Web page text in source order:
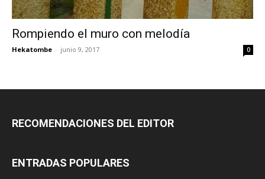
Rompiendo el muro con melodía
Hekatombe - junio 9, 2017 0
RECOMENDACIONES DEL EDITOR
ENTRADAS POPULARES